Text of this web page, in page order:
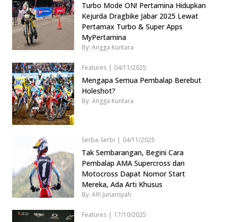
Turbo Mode ON! Pertamina Hidupkan
Kejurda Dragbike Jabar 2025 Lewat
Pertamax Turbo & Super Apps
MyPertamina
By: Angga Kuntara
Features | 04/11/2025
Mengapa Semua Pembalap Berebut
Holeshot?
By: Angga Kuntara
Serba-Serbi | 04/11/2025
Tak Sembarangan, Begini Cara
Pembalap AMA Supercross dan
Motocross Dapat Nomor Start
Mereka, Ada Arti Khusus
By: Alfi Junansyah
Features | 17/10/2025